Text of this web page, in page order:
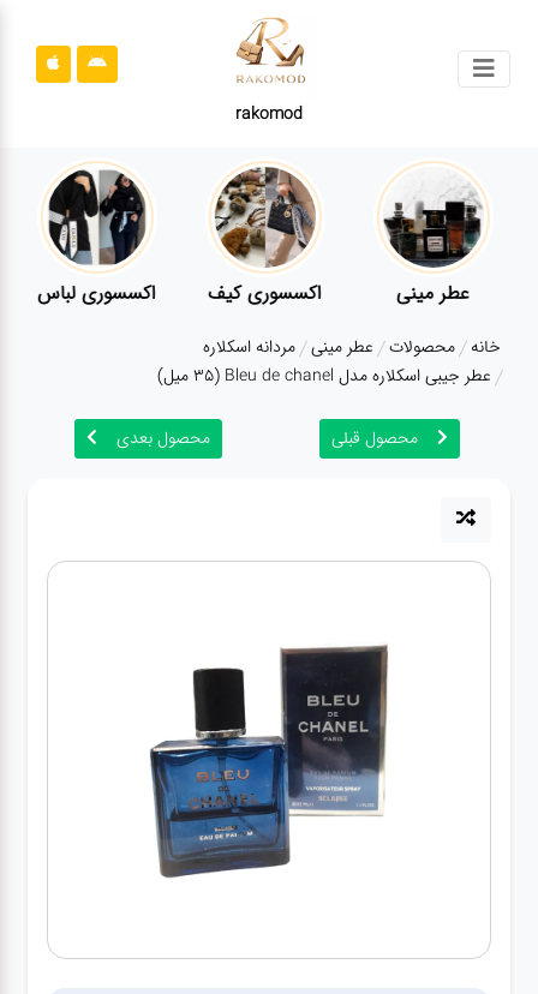
rakomod
محصولات
قوانین
سایت
درباره
زنانه
عطر مینی اکسسوری کیف اکسسوری لباس
خانه محصولات عطر مینی مردانه اسکلاره
عطر جیبی اسکلاره مدل ‌‌Bleu de chanel (35 میل)
محصول قبلی محصول بعدی